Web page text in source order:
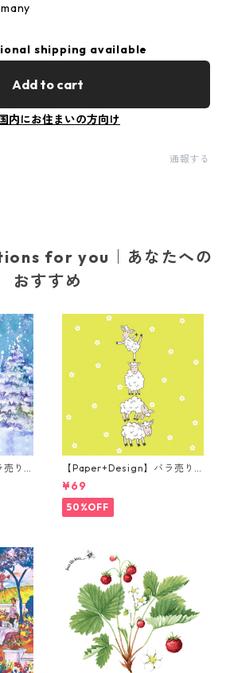
shipping available
Add to cart
内にお住まいの方向け
通報する
for you｜あなたへの
おすすめ
売り2
ナプ
ー
【Paper+Design】バラ売り2
枚 ランチサイズ ペーパーナプ
キン Hoppy Lambs ライトグ
リーン
¥69
50%OFF